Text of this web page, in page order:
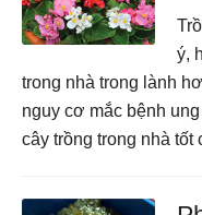
ý,
trong nhà trong lành
nguy cơ mắc bệnh
cây trồng trong nhà